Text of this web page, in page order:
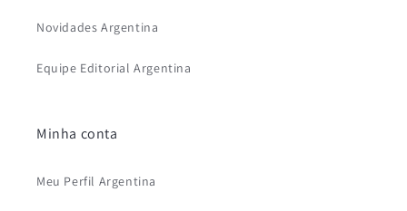
Novidades Argentina
Equipe Editorial Argentina
Minha conta
Meu Perfil Argentina